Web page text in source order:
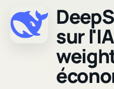
sur
Fiche vérifiée